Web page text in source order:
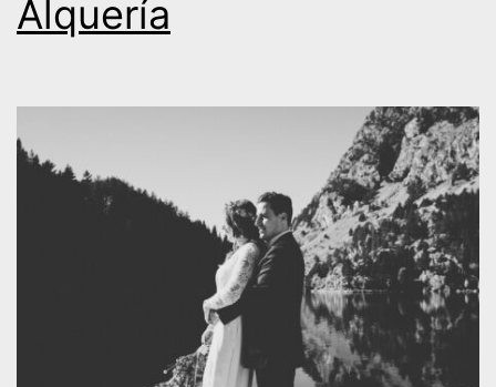
Alquería